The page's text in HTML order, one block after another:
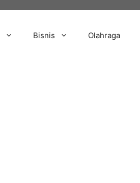
Bisnis Olahraga